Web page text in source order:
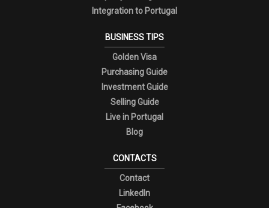
Integration to Portugal
BUSINESS TIPS
Golden Visa
Purchasing Guide
Investment Guide
Selling Guide
Live in Portugal
Blog
CONTACTS
Contact
LinkedIn